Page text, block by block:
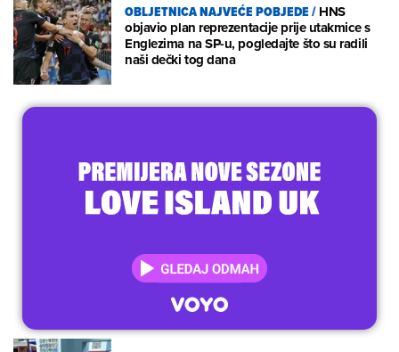
OBLJETNICA NAJVEĆE POBJEDE/HNS
objavio plan reprezentacije prije utakmice s
Englezima na SP-u, pogledajte što su radili
naši dečki tog dana